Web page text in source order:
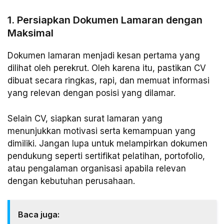
1. Persiapkan Dokumen Lamaran dengan
Maksimal
Dokumen lamaran menjadi kesan pertama yang
dilihat oleh perekrut. Oleh karena itu, pastikan CV
dibuat secara ringkas, rapi, dan memuat informasi
yang relevan dengan posisi yang dilamar.
Selain CV, siapkan surat lamaran yang
menunjukkan motivasi serta kemampuan yang
dimiliki. Jangan lupa untuk melampirkan dokumen
pendukung seperti sertifikat pelatihan, portofolio,
atau pengalaman organisasi apabila relevan
dengan kebutuhan perusahaan.
Baca juga: